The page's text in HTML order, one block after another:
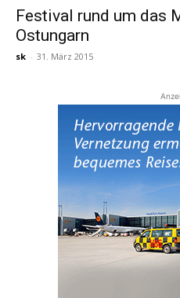
Festival rund um das
Ostungarn
sk - 31. März 2015